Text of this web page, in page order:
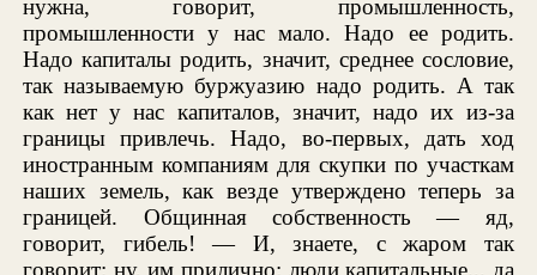
нужна, говорит, промышленность,
промышленности у нас мало. Надо ее родить.
Надо капиталы родить, значит, среднее сословие,
так называемую буржуазию надо родить. А так
как нет у нас капиталов, значит, надо их из-за
границы привлечь. Надо, во-первых, дать ход
иностранным компаниям для скупки по участкам
наших земель, как везде утверждено теперь за
границей. Общинная собственность — яд,
говорит, гибель! — И, знаете, с жаром так
говорит; ну, им прилично: люди капитальные... да